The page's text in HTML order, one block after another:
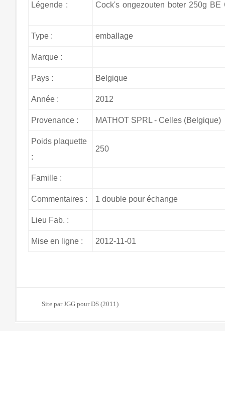
Légende : Cock's ongezouten boter 250g
Type : emballage
Marque :
Pays : Belgique
Année : 2012
Provenance : MATHOT SPRL - Celles (Belgique)
Poids plaquette
:
250
Famille :
Commentaires : 1 double pour échange
Lieu Fab. :
Mise en ligne : 2012-11-01
Site par JGG pour DS (2011)